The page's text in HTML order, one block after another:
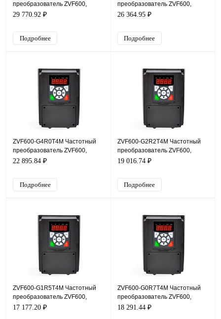
преобразователь ZVF600,
380В, 7,5кВт, 17А, IP54
29 770.92 ₽
Подробнее
преобразователь ZVF600,
380В, 5,5кВт, 13А, IP54
26 364.95 ₽
Подробнее
ZVF600-G4R0T4M Частотный
преобразователь ZVF600,
380В, 4кВт, 9А, IP54
22 895.84 ₽
Подробнее
ZVF600-G2R2T4M Частотный
преобразователь ZVF600,
380В, 2,2кВт, 5А, IP54
19 016.74 ₽
Подробнее
ZVF600-G1R5T4M Частотный
преобразователь ZVF600,
380В, 1,5кВт, 3,7А, IP54
17 177.20 ₽
ZVF600-G0R7T4M Частотный
преобразователь ZVF600,
380В, 0,75кВт, 2,5А, IP54
18 291.44 ₽